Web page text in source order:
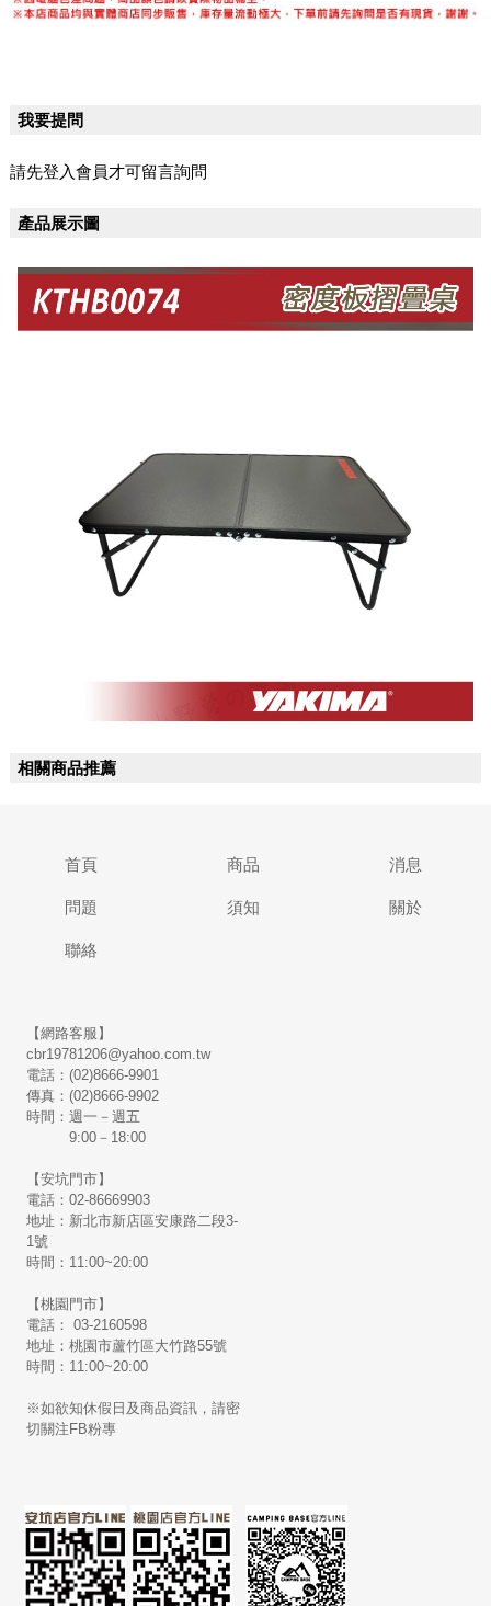
我要提問
請先登入會員才可留言詢問
產品展示圖
相關商品推薦
首頁 商品 消息
問題 須知 關於
聯絡
【網路客服】
cbr19781206@yahoo.com.tw
電話：(02)8666-9901
傳真：(02)8666-9902
時間：週一－週五
9:00－18:00
【安坑門市】
電話：02-86669903
地址：新北市新店區安康路二段3-
1號
時間：11:00~20:00
【桃園門市】
電話： 03-2160598
地址：桃園市蘆竹區大竹路55號
時間：11:00~20:00
※如欲知休假日及商品資訊，請密
切關注FB粉專